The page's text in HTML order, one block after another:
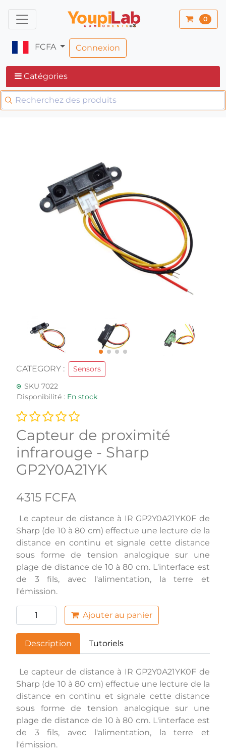
0
FCFA Connexion
Catégories
CATEGORY :
Sensors
SKU 7022
Disponibilité : En stock
Capteur de proximité
infrarouge - Sharp
GP2Y0A21YK
4315 FCFA
Le capteur de distance à IR GP2Y0A21YK0F de
Sharp (de 10 à 80 cm) effectue une lecture de la
distance en continu et signale cette distance
sous forme de tension analogique sur une
plage de distance de 10 à 80 cm. L'interface est
de 3 fils, avec l'alimentation, la terre et
l'émission.
Ajouter au panier
Description Tutoriels
Le capteur de distance à IR GP2Y0A21YK0F de
Sharp (de 10 à 80 cm) effectue une lecture de la
distance en continu et signale cette distance
sous forme de tension analogique sur une
plage de distance de 10 à 80 cm. L'interface est
de 3 fils, avec l'alimentation, la terre et
l'émission.